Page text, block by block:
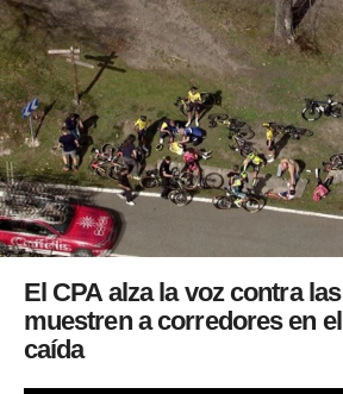
El CPA alza la voz contra
muestren a corredores en
caída